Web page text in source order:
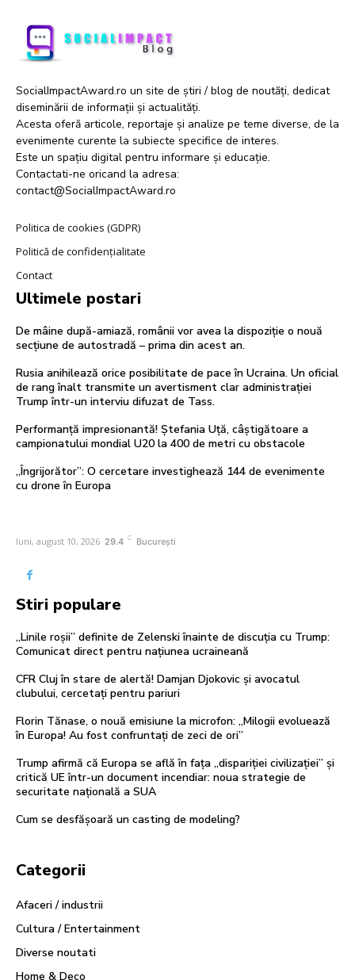
SocialImpactAward.ro un site de știri / blog de noutăți, dedicat
diseminării de informații și actualități.
Acesta oferă articole, reportaje și analize pe teme diverse, de la
evenimente curente la subiecte specifice de interes.
Este un spațiu digital pentru informare și educație.
Contactati-ne oricand la adresa:
contact@SocialImpactAward.ro
Politica de cookies (GDPR)
Politică de confidențialitate
Contact
Ultimele postari
De mâine după-amiază, românii vor avea la dispoziție o nouă
secțiune de autostradă – prima din acest an.
Rusia anihilează orice posibilitate de pace în Ucraina. Un oficial
de rang înalt transmite un avertisment clar administrației
Trump într-un interviu difuzat de Tass.
Performanță impresionantă! Ștefania Uță, câștigătoare a
campionatului mondial U20 la 400 de metri cu obstacole
„Îngrijorător”: O cercetare investighează 144 de evenimente
cu drone în Europa
luni, august 10, 2026 29.4 C București
Stiri populare
„Linile roșii” definite de Zelenski înainte de discuția cu Trump:
Comunicat direct pentru națiunea ucraineană
CFR Cluj în stare de alertă! Damjan Djokovic și avocatul
clubului, cercetați pentru pariuri
Florin Tănase, o nouă emisiune la microfon: „Milogii evoluează
în Europa! Au fost confruntați de zeci de ori”
Trump afirmă că Europa se află în fața „dispariției civilizației” și
critică UE într-un document incendiar: noua strategie de
securitate națională a SUA
Cum se desfășoară un casting de modeling?
Categorii
Afaceri / industrii
Cultura / Entertainment
Diverse noutati
Home & Deco